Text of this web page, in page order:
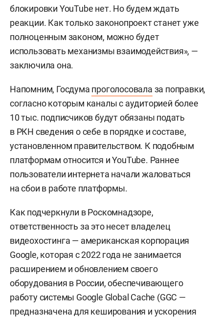
блокировки YouTube нет. Но будем ждать
реакции. Как только законопроект станет уже
полноценным законом, можно будет
использовать механизмы взаимодействия», —
заключила она.
Напомним, Госдума проголосовала за поправки,
согласно которым каналы с аудиторией более
10 тыс. подписчиков будут обязаны подать
в РКН сведения о себе в порядке и составе,
установленном правительством. К подобным
платформам относится и YouTube. Раннее
пользователи интернета начали жаловаться
на сбои в работе платформы.
Как подчеркнули в Роскомнадзоре,
ответственность за это несет владелец
видеохостинга — американская корпорация
Google, которая с 2022 года не занимается
расширением и обновлением своего
оборудования в России, обеспечивающего
работу системы Google Global Cache (GGC —
предназначена для кеширования и ускорения